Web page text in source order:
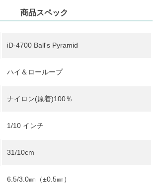
商品スペック
iD-4700 Ball's Pyramid
ハイ＆ローループ
ナイロン(原着)100％
1/10 インチ
31/10cm
6.5/3.0㎜（±0.5㎜）